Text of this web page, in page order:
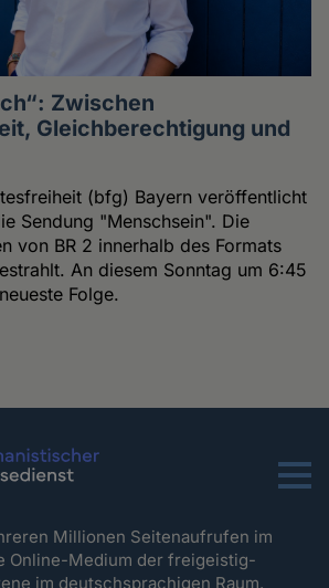
Zwischen
Gleichberechtigung und
(bfg) Bayern veröffentlicht
Sendung "Menschsein". Die
von BR 2 innerhalb des Formats
An diesem Sonntag um 6:45
Folge.
Menu
Millionen Seitenaufrufen im
Online-Medium der freigeistig-
im deutschsprachigen Raum.